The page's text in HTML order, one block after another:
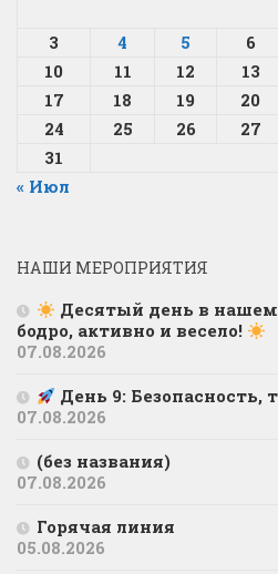
3
4 5 6
10
11 12 13
17
18 19 20
24
25 26 27
31
« Июл
НАШИ МЕРОПРИЯТИЯ
Десятый день в нашем
бодро, активно и весело!
07.08.2026
День 9: Безопасность,
07.08.2026
(без названия)
07.08.2026
Горячая линия
05.08.2026